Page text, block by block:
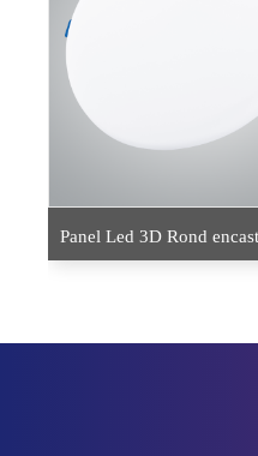
Panel Led 3D Rond